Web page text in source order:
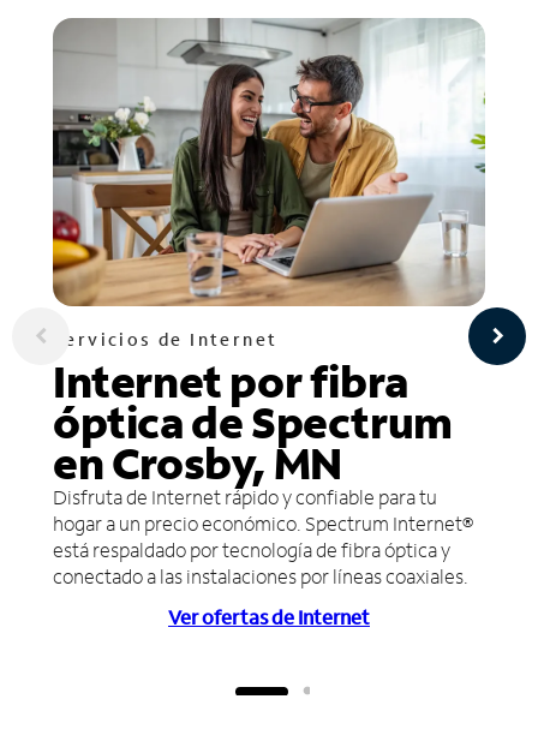
Servicios de Internet
Internet por fibra
óptica de Spectrum
en Crosby, MN
Disfruta de Internet rápido y confiable para tu
hogar a un precio económico. Spectrum Internet®
está respaldado por tecnología de fibra óptica y
conectado a las instalaciones por líneas coaxiales.
Ver ofertas de Internet